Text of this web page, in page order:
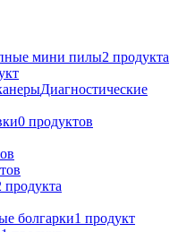
мини пилы2 продукта
Диагностические
0 продуктов
продукта
болгарки1 продукт